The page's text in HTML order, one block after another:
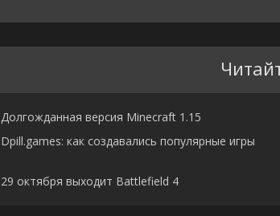
Долгожданная версия Minecraft 1.15
Dpill.games: как создавались популярные игры
29 октября выходит Battlefield 4